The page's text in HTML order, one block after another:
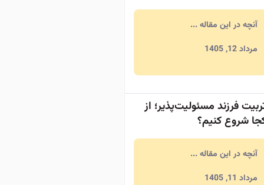
آنچه در این مقاله ...
مرداد 12, 1405
فرزند مسئولیت‌پذیر؛ از
شروع کنیم؟
آنچه در این مقاله ...
مرداد 11, 1405